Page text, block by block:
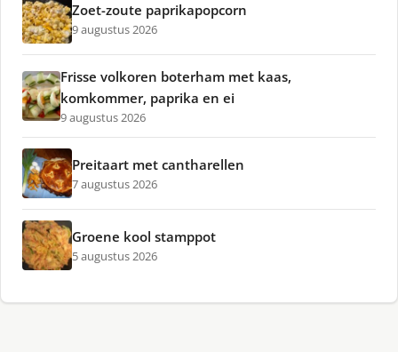
Zoet-zoute paprikapopcorn
9 augustus 2026
Frisse volkoren boterham met kaas,
komkommer, paprika en ei
9 augustus 2026
Preitaart met cantharellen
7 augustus 2026
Groene kool stamppot
5 augustus 2026